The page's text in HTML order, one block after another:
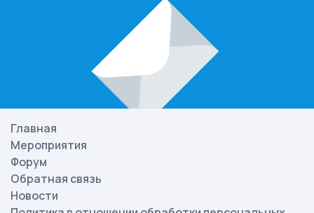
Главная
Мероприятия
Форум
Обратная связь
Новости